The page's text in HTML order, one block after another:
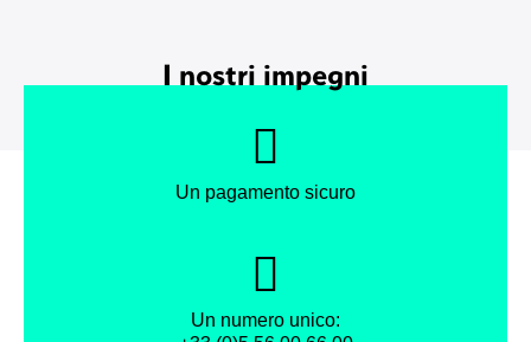
I nostri impegni
Un pagamento sicuro
Un numero unico: